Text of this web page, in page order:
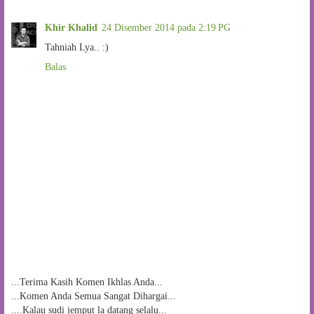
Khir Khalid 24 Disember 2014 pada 2:19 PG
Tahniah Lya.. :)
Balas
...Terima Kasih Komen Ikhlas Anda...
...Komen Anda Semua Sangat Dihargai...
....Kalau sudi jemput la datang selalu...